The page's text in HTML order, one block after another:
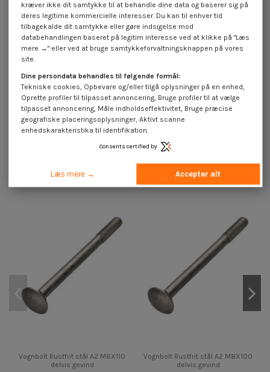
Gevindstang M6 længde 1 meter
Rustfrit stål A2
1,25 €inkl. moms
Aranlock med låg 8 hætte 16
Rustfrit stål A2
1,85 €
Vognbolt Rustfrit stål A2 M6X110
delvis gevind
Vognbolt Rustfrit stål A2 M8X100
delvis gevind
kræver ikke dit samtykke til at behandle dine data og baserer sig på
deres legitime kommercielle interesser. Du kan til enhver tid
tilbagekalde dit samtykke eller gøre indsigelse mod
databehandlingen baseret på legitim interesse ved at klikke på "Læs
mere →" eller ved at bruge samtykkeforvaltningsknappen på vores
site.
Dine persondata behandles til følgende formål:
Tekniske cookies, Opbevare og/eller tilgå oplysninger på en enhed,
Oprette profiler til tilpasset annoncering, Bruge profiler til at vælge
tilpasset annoncering, Måle indholdseffektivitet, Bruge præcise
geografiske placeringsoplysninger, Aktivt scanne
enhedskarakteristika til identifikation.
Consents certified by
Læs mere → Accepter alt